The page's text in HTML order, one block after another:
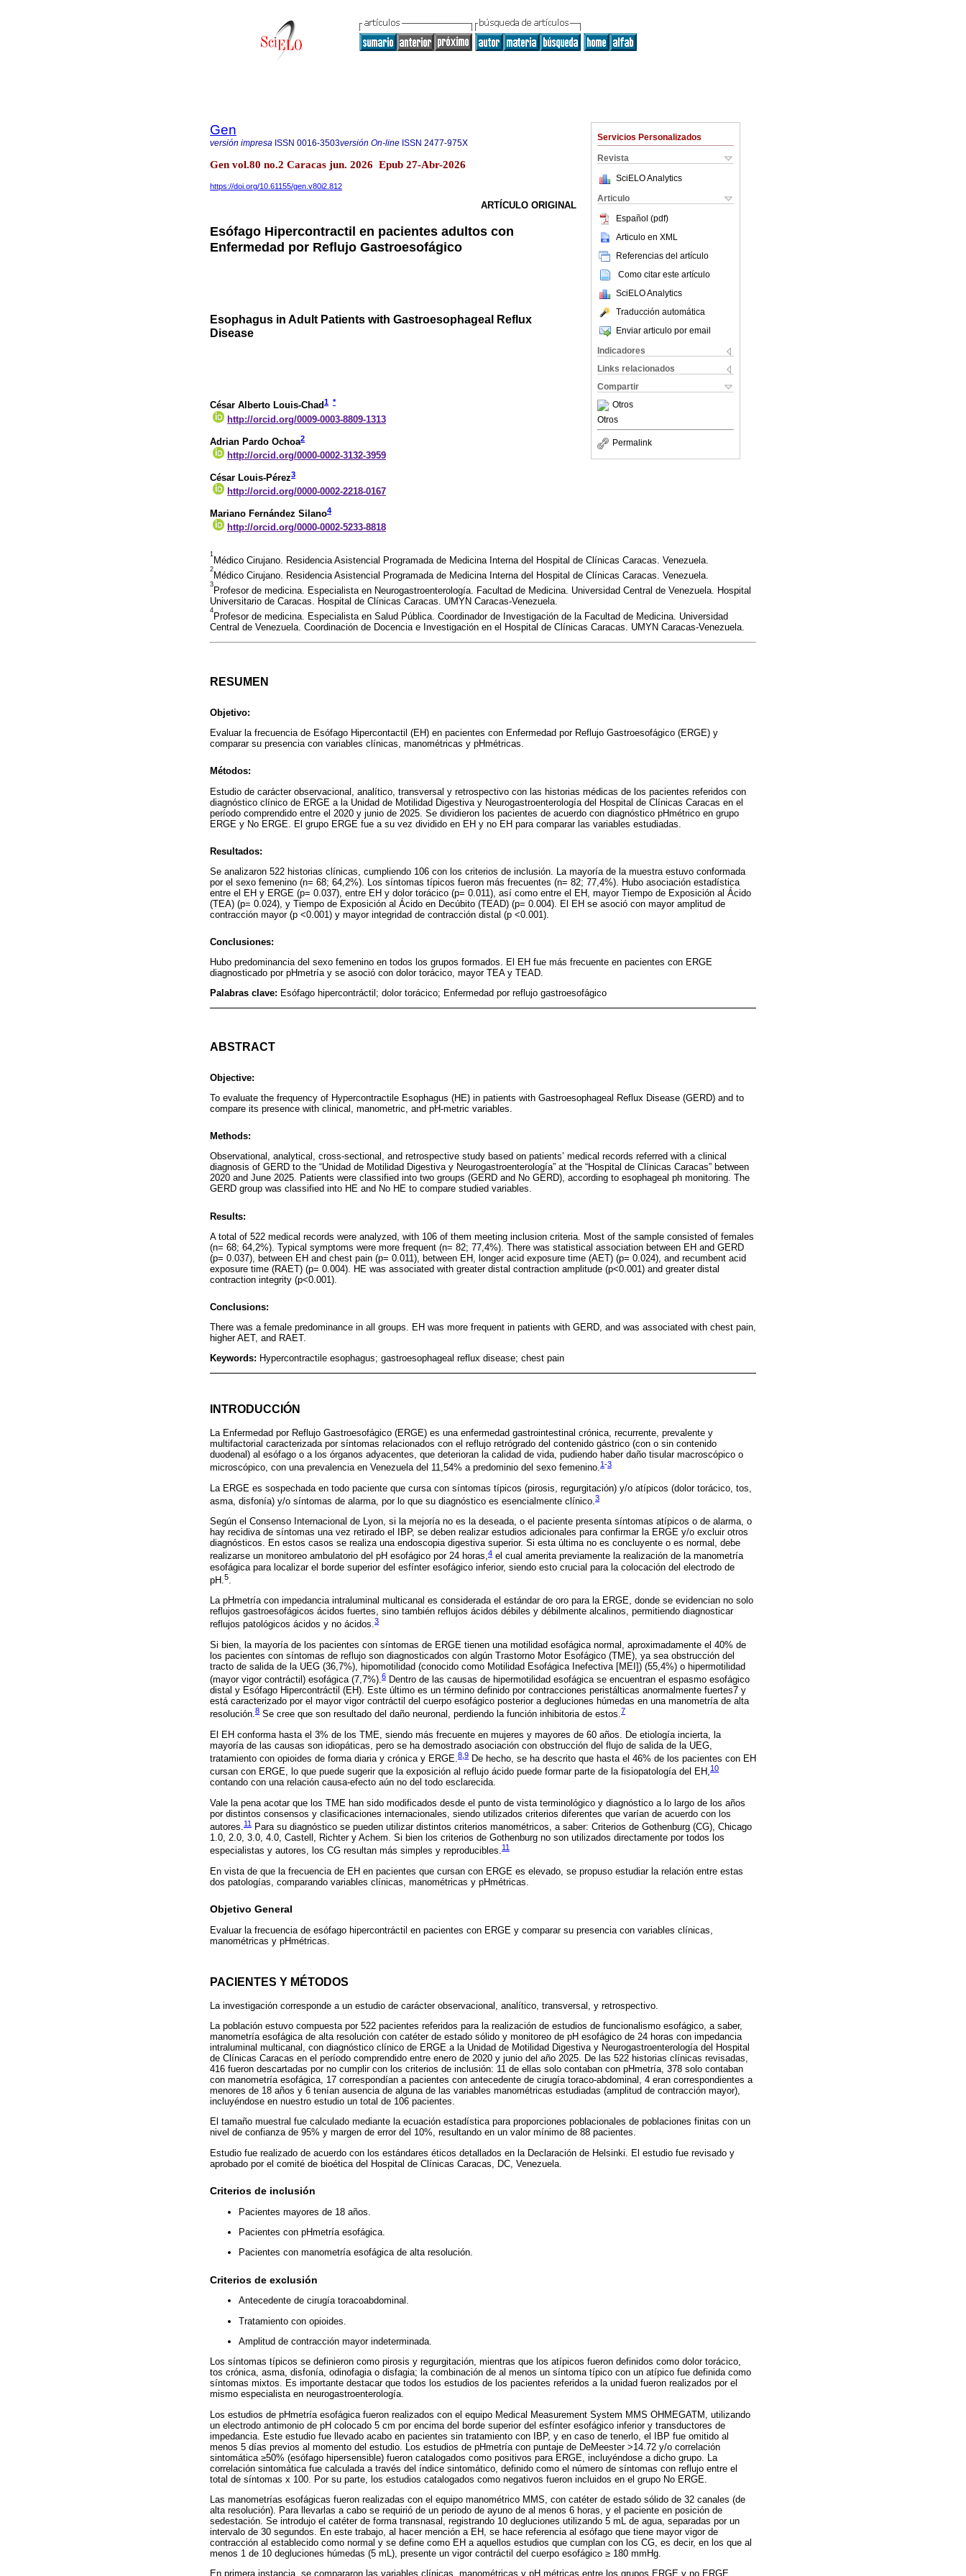
Servicios Personalizados
Revista
SciELO Analytics
Articulo
Español (pdf)
Articulo en XML
Referencias del artículo
Como citar este artículo
SciELO Analytics
Traducción automática
Enviar articulo por email
Indicadores
Links relacionados
Compartir
Otros
Otros
Permalink
Gen
versión impresa ISSN 0016-3503versión On-line ISSN 2477-975X
Gen vol.80 no.2 Caracas jun. 2026 Epub 27-Abr-2026
https://doi.org/10.61155/gen.v80i2.812
ARTÍCULO ORIGINAL
Esófago Hipercontractil en pacientes adultos con
Enfermedad por Reflujo Gastroesofágico
Esophagus in Adult Patients with Gastroesophageal Reflux
Disease
César Alberto Louis-Chad1 *
http://orcid.org/0009-0003-8809-1313
Adrian Pardo Ochoa2
http://orcid.org/0000-0002-3132-3959
César Louis-Pérez3
http://orcid.org/0000-0002-2218-0167
Mariano Fernández Silano4
http://orcid.org/0000-0002-5233-8818
1
Médico Cirujano. Residencia Asistencial Programada de Medicina Interna del Hospital de Clínicas Caracas. Venezuela.
2
Médico Cirujano. Residencia Asistencial Programada de Medicina Interna del Hospital de Clínicas Caracas. Venezuela.
3
Profesor de medicina. Especialista en Neurogastroenterología. Facultad de Medicina. Universidad Central de Venezuela. Hospital
Universitario de Caracas. Hospital de Clínicas Caracas. UMYN Caracas-Venezuela.
4
Profesor de medicina. Especialista en Salud Pública. Coordinador de Investigación de la Facultad de Medicina. Universidad
Central de Venezuela. Coordinación de Docencia e Investigación en el Hospital de Clínicas Caracas. UMYN Caracas-Venezuela.
RESUMEN
Objetivo:
Evaluar la frecuencia de Esófago Hipercontactil (EH) en pacientes con Enfermedad por Reflujo Gastroesofágico (ERGE) y
comparar su presencia con variables clínicas, manométricas y pHmétricas.
Métodos:
Estudio de carácter observacional, analítico, transversal y retrospectivo con las historias médicas de los pacientes referidos con
diagnóstico clínico de ERGE a la Unidad de Motilidad Digestiva y Neurogastroenterología del Hospital de Clínicas Caracas en el
período comprendido entre el 2020 y junio de 2025. Se dividieron los pacientes de acuerdo con diagnóstico pHmétrico en grupo
ERGE y No ERGE. El grupo ERGE fue a su vez dividido en EH y no EH para comparar las variables estudiadas.
Resultados:
Se analizaron 522 historias clínicas, cumpliendo 106 con los criterios de inclusión. La mayoría de la muestra estuvo conformada
por el sexo femenino (n= 68; 64,2%). Los síntomas típicos fueron más frecuentes (n= 82; 77,4%). Hubo asociación estadística
entre el EH y ERGE (p= 0.037), entre EH y dolor torácico (p= 0.011), así como entre el EH, mayor Tiempo de Exposición al Ácido
(TEA) (p= 0.024), y Tiempo de Exposición al Ácido en Decúbito (TEAD) (p= 0.004). El EH se asoció con mayor amplitud de
contracción mayor (p <0.001) y mayor integridad de contracción distal (p <0.001).
Conclusiones:
Hubo predominancia del sexo femenino en todos los grupos formados. El EH fue más frecuente en pacientes con ERGE
diagnosticado por pHmetría y se asoció con dolor torácico, mayor TEA y TEAD.
Palabras clave: Esófago hipercontráctil; dolor torácico; Enfermedad por reflujo gastroesofágico
ABSTRACT
Objective:
To evaluate the frequency of Hypercontractile Esophagus (HE) in patients with Gastroesophageal Reflux Disease (GERD) and to
compare its presence with clinical, manometric, and pH-metric variables.
Methods:
Observational, analytical, cross-sectional, and retrospective study based on patients’ medical records referred with a clinical
diagnosis of GERD to the “Unidad de Motilidad Digestiva y Neurogastroenterología” at the “Hospital de Clínicas Caracas” between
2020 and June 2025. Patients were classified into two groups (GERD and No GERD), according to esophageal ph monitoring. The
GERD group was classified into HE and No HE to compare studied variables.
Results:
A total of 522 medical records were analyzed, with 106 of them meeting inclusion criteria. Most of the sample consisted of females
(n= 68; 64,2%). Typical symptoms were more frequent (n= 82; 77,4%). There was statistical association between EH and GERD
(p= 0.037), between EH and chest pain (p= 0.011), between EH, longer acid exposure time (AET) (p= 0.024), and recumbent acid
exposure time (RAET) (p= 0.004). HE was associated with greater distal contraction amplitude (p<0.001) and greater distal
contraction integrity (p<0.001).
Conclusions:
There was a female predominance in all groups. EH was more frequent in patients with GERD, and was associated with chest pain,
higher AET, and RAET.
Keywords: Hypercontractile esophagus; gastroesophageal reflux disease; chest pain
INTRODUCCIÓN
La Enfermedad por Reflujo Gastroesofágico (ERGE) es una enfermedad gastrointestinal crónica, recurrente, prevalente y
multifactorial caracterizada por síntomas relacionados con el reflujo retrógrado del contenido gástrico (con o sin contenido
duodenal) al esófago o a los órganos adyacentes, que deterioran la calidad de vida, pudiendo haber daño tisular macroscópico o
microscópico, con una prevalencia en Venezuela del 11,54% a predominio del sexo femenino.1-3
La ERGE es sospechada en todo paciente que cursa con síntomas típicos (pirosis, regurgitación) y/o atípicos (dolor torácico, tos,
asma, disfonía) y/o síntomas de alarma, por lo que su diagnóstico es esencialmente clínico. 3
Según el Consenso Internacional de Lyon, si la mejoría no es la deseada, o el paciente presenta síntomas atípicos o de alarma, o
hay recidiva de síntomas una vez retirado el IBP, se deben realizar estudios adicionales para confirmar la ERGE y/o excluir otros
diagnósticos. En estos casos se realiza una endoscopia digestiva superior. Si esta última no es concluyente o es normal, debe
realizarse un monitoreo ambulatorio del pH esofágico por 24 horas,4 el cual amerita previamente la realización de la manometría
esofágica para localizar el borde superior del esfínter esofágico inferior, siendo esto crucial para la colocación del electrodo de
pH. 5
La pHmetría con impedancia intraluminal multicanal es considerada el estándar de oro para la ERGE, donde se evidencian no solo
reflujos gastroesofágicos ácidos fuertes, sino también reflujos ácidos débiles y débilmente alcalinos, permitiendo diagnosticar
reflujos patológicos ácidos y no ácidos.3
Si bien, la mayoría de los pacientes con síntomas de ERGE tienen una motilidad esofágica normal, aproximadamente el 40% de
los pacientes con síntomas de reflujo son diagnosticados con algún Trastorno Motor Esofágico (TME), ya sea obstrucción del
tracto de salida de la UEG (36,7%), hipomotilidad (conocido como Motilidad Esofágica Inefectiva [MEI]) (55,4%) o hipermotilidad
(mayor vigor contráctil) esofágica (7,7%).6 Dentro de las causas de hipermotilidad esofágica se encuentran el espasmo esofágico
distal y Esófago Hipercontráctil (EH). Este último es un término definido por contracciones peristálticas anormalmente fuertes7 y
está caracterizado por el mayor vigor contráctil del cuerpo esofágico posterior a degluciones húmedas en una manometría de alta
resolución.8 Se cree que son resultado del daño neuronal, perdiendo la función inhibitoria de estos.7
El EH conforma hasta el 3% de los TME, siendo más frecuente en mujeres y mayores de 60 años. De etiología incierta, la
mayoría de las causas son idiopáticas, pero se ha demostrado asociación con obstrucción del flujo de salida de la UEG,
tratamiento con opioides de forma diaria y crónica y ERGE.8 9 De hecho, se ha descrito que hasta el 46% de los pacientes con EH
cursan con ERGE, lo que puede sugerir que la exposición al reflujo ácido puede formar parte de la fisiopatología del EH,10
contando con una relación causa-efecto aún no del todo esclarecida.
Vale la pena acotar que los TME han sido modificados desde el punto de vista terminológico y diagnóstico a lo largo de los años
por distintos consensos y clasificaciones internacionales, siendo utilizados criterios diferentes que varían de acuerdo con los
autores. 11
Para su diagnóstico se pueden utilizar distintos criterios manométricos, a saber: Criterios de Gothenburg (CG), Chicago
1.0, 2.0, 3.0, 4.0, Castell, Richter y Achem. Si bien los criterios de Gothenburg no son utilizados directamente por todos los
especialistas y autores, los CG resultan más simples y reproducibles.11
En vista de que la frecuencia de EH en pacientes que cursan con ERGE es elevado, se propuso estudiar la relación entre estas
dos patologías, comparando variables clínicas, manométricas y pHmétricas.
Objetivo General
Evaluar la frecuencia de esófago hipercontráctil en pacientes con ERGE y comparar su presencia con variables clínicas,
manométricas y pHmétricas.
PACIENTES Y MÉTODOS
La investigación corresponde a un estudio de carácter observacional, analítico, transversal, y retrospectivo.
La población estuvo compuesta por 522 pacientes referidos para la realización de estudios de funcionalismo esofágico, a saber,
manometría esofágica de alta resolución con catéter de estado sólido y monitoreo de pH esofágico de 24 horas con impedancia
intraluminal multicanal, con diagnóstico clínico de ERGE a la Unidad de Motilidad Digestiva y Neurogastroenterología del Hospital
de Clínicas Caracas en el período comprendido entre enero de 2020 y junio del año 2025. De las 522 historias clínicas revisadas,
416 fueron descartadas por no cumplir con los criterios de inclusión: 11 de ellas solo contaban con pHmetría, 378 solo contaban
con manometría esofágica, 17 correspondían a pacientes con antecedente de cirugía toraco-abdominal, 4 eran correspondientes a
menores de 18 años y 6 tenían ausencia de alguna de las variables manométricas estudiadas (amplitud de contracción mayor),
incluyéndose en nuestro estudio un total de 106 pacientes.
El tamaño muestral fue calculado mediante la ecuación estadística para proporciones poblacionales de poblaciones finitas con un
nivel de confianza de 95% y margen de error del 10%, resultando en un valor mínimo de 88 pacientes.
Estudio fue realizado de acuerdo con los estándares éticos detallados en la Declaración de Helsinki. El estudio fue revisado y
aprobado por el comité de bioética del Hospital de Clínicas Caracas, DC, Venezuela.
Criterios de inclusión
Pacientes mayores de 18 años.
Pacientes con pHmetría esofágica.
Pacientes con manometría esofágica de alta resolución.
Criterios de exclusión
Antecedente de cirugía toracoabdominal.
Tratamiento con opioides.
Amplitud de contracción mayor indeterminada.
Los síntomas típicos se definieron como pirosis y regurgitación, mientras que los atípicos fueron definidos como dolor torácico,
tos crónica, asma, disfonía, odinofagia o disfagia; la combinación de al menos un síntoma típico con un atípico fue definida como
síntomas mixtos. Es importante destacar que todos los estudios de los pacientes referidos a la unidad fueron realizados por el
mismo especialista en neurogastroenterología.
Los estudios de pHmetría esofágica fueron realizados con el equipo Medical Measurement System MMS OHMEGATM, utilizando
un electrodo antimonio de pH colocado 5 cm por encima del borde superior del esfínter esofágico inferior y transductores de
impedancia. Este estudio fue llevado acabo en pacientes sin tratamiento con IBP, y en caso de tenerlo, el IBP fue omitido al
menos 5 días previos al momento del estudio. Los estudios de pHmetría con puntaje de DeMeester >14.72 y/o correlación
sintomática ≥50% (esófago hipersensible) fueron catalogados como positivos para ERGE, incluyéndose a dicho grupo. La
correlación sintomática fue calculada a través del índice sintomático, definido como el número de síntomas con reflujo entre el
total de síntomas x 100. Por su parte, los estudios catalogados como negativos fueron incluidos en el grupo No ERGE.
Las manometrías esofágicas fueron realizadas con el equipo manométrico MMS, con catéter de estado sólido de 32 canales (de
alta resolución). Para llevarlas a cabo se requirió de un periodo de ayuno de al menos 6 horas, y el paciente en posición de
sedestación. Se introdujo el catéter de forma transnasal, registrando 10 degluciones utilizando 5 mL de agua, separadas por un
intervalo de 30 segundos. En este trabajo, al hacer mención a EH, se hace referencia al esófago que tiene mayor vigor de
contracción al establecido como normal y se define como EH a aquellos estudios que cumplan con los CG, es decir, en los que al
menos 1 de 10 degluciones húmedas (5 mL), presente un vigor contráctil del cuerpo esofágico ≥ 180 mmHg.
En primera instancia, se compararon las variables clínicas, manométricas y pH métricas entre los grupos ERGE y no ERGE.